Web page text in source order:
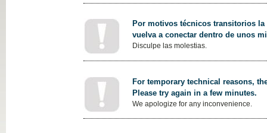
Por motivos técnicos transitorios
vuelva a conectar dentro de unos
Disculpe las molestias.
For temporary technical reasons,
Please try again in a few minutes.
We apologize for any inconvenience.